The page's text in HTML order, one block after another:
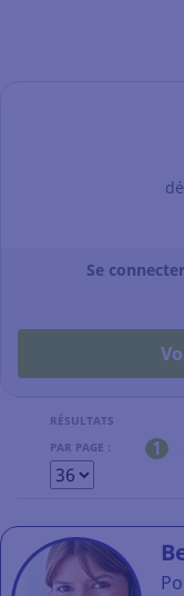
Se
RÉSULTATS
PAR PAGE :
1